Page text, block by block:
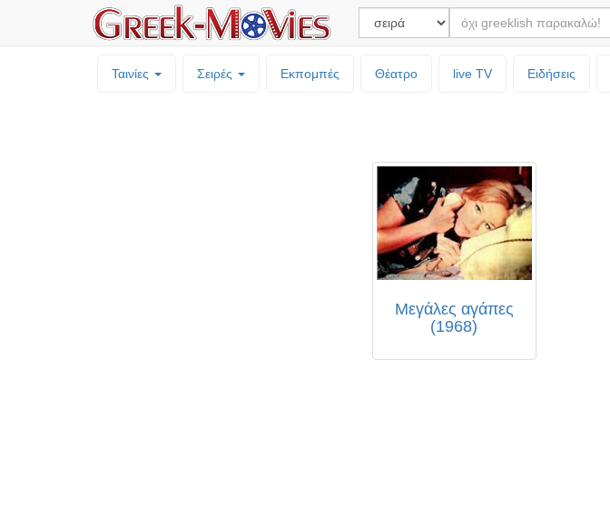
Ταινίες Σειρές Εκπομπές Θέατρο live TV Ειδήσεις
Μεγάλες αγάπες
(1968)